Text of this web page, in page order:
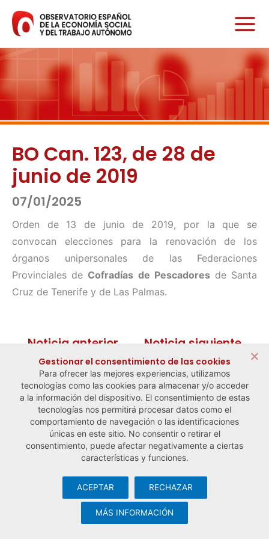
contenido
BO Can. 123, de 28 de
junio de 2019
07/01/2025
Orden de 13 de junio de 2019, por la que se
convocan elecciones para la renovación de los
órganos unipersonales de las Federaciones
Provinciales de Cofradías de Pescadoresde Santa
Cruz de Tenerife y de Las Palmas.
← Noticia anterior Noticia siguiente →
© Observatorio Español de la Economía Social y del Trabajo
Aviso legal y política de privacidad
cookies· Desarrollo web:Visualco
Gestionar el consentimiento de las cookies
Para ofrecer las mejores experiencias, utilizamos
tecnologías como las cookies para almacenar y/o acceder
a la información del dispositivo. El consentimiento de estas
tecnologías nos permitirá procesar datos como el
comportamiento de navegación o las identificaciones
únicas en este sitio. No consentir o retirar el
consentimiento, puede afectar negativamente a ciertas
características y funciones.
ACEPTAR RECHAZAR
MÁS INFORMACIÓN